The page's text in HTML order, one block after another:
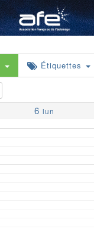
Étiquettes
6 lun